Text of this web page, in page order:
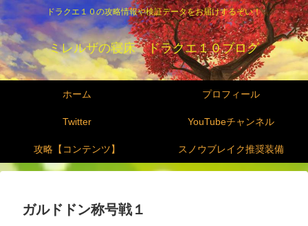
ドラクエ１０の攻略情報や検証データをお届けするぞい！
ミレルザの寝床 ドラクエ１０ブログ
ホーム プロフィール
Twitter YouTubeチャンネル
攻略【コンテンツ】 スノウブレイク推奨装備
ガルドドン称号戦１